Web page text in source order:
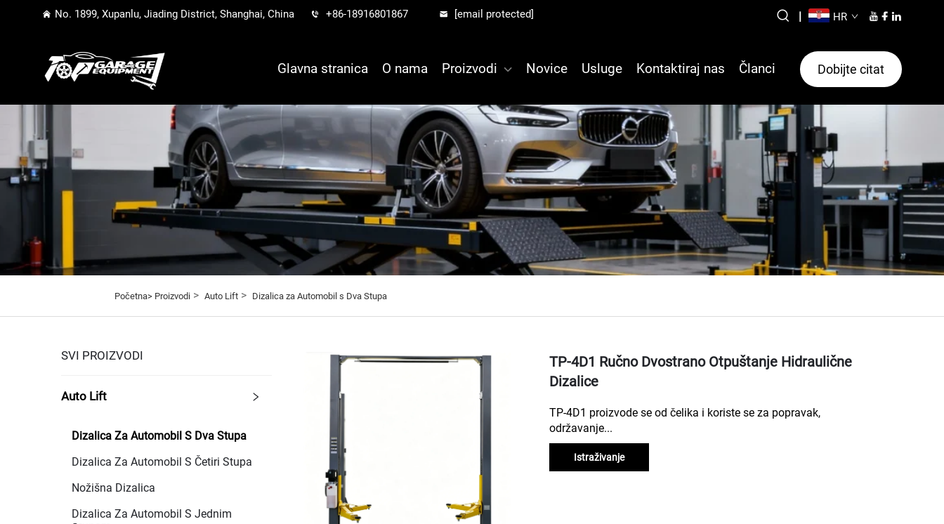
No. 1899, Xupanlu, Jiading District, Shanghai, China +86-18916801867 [email protected] | HR
Glavna stranica O nama Proizvodi Novice Usluge Kontaktiraj nas Članci Dobijte citat
Početna> Proizvodi> Auto Lift> Dizalica za Automobil s Dva Stupa
SVI PROIZVODI
Auto Lift
Dizalica Za Automobil S Dva Stupa
Dizalica Za Automobil S Četiri Stupa
Nožišna Dizalica
Dizalica Za Automobil S Jednim
TP-4D1 Ručno Dvostrano Otpuštanje Hidraulične
Dizalice
TP-4D1 proizvode se od čelika i koriste se za popravak,
održavanje...
Istraživanje